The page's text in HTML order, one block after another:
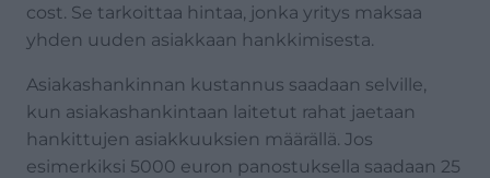
cost. Se tarkoittaa hintaa, jonka yritys maksaa
yhden uuden asiakkaan hankkimisesta.
Asiakashankinnan kustannus saadaan selville,
kun asiakashankintaan laitetut rahat jaetaan
hankittujen asiakkuuksien määrällä. Jos
esimerkiksi 5000 euron panostuksella saadaan 25